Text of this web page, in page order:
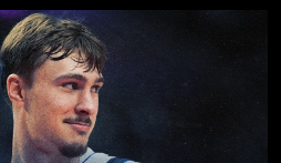
Debut Patch Autograph
there. If you have it, we
Good luck! #MFFL 懸
新秀補丁親簽卡仍逍遙在外
們想要